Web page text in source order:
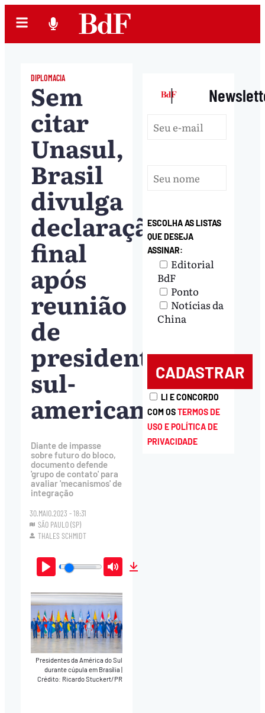
DIPLOMACIA
Sem
citar
Unasul,
Brasil
divulga
declaração
final
após
reunião
de
presidentes
sul-
americanos
Diante de impasse
sobre futuro do bloco,
documento defende
'grupo de contato' para
avaliar 'mecanismos' de
integração
30.MAIO.2023 - 18:31
SÃO PAULO (SP)
THALES SCHMIDT
Play Mute
Presidentes da América do Sul
durante cúpula em Brasília
Crédito: Ricardo Stuckert/PR
|
ESCOLHA AS LISTAS
QUE DESEJA
ASSINAR:
Editorial
BdF
Ponto
Notícias da
China
LI E CONCORDO
COM OSTERMOS DE
USO E POLÍTICA DE
PRIVACIDADE